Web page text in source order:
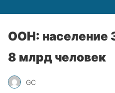
ООН: население
8 млрд человек
GC